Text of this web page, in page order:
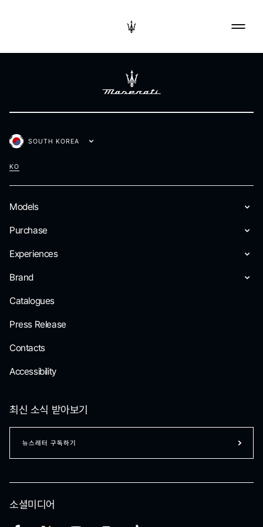
Models
Purchase
Experiences
Brand
Catalogues
Press Release
Contacts
Accessibility
SOUTH KOREA
KO
소셜미디어
최신 소식 받아보기
뉴스레터 구독하기